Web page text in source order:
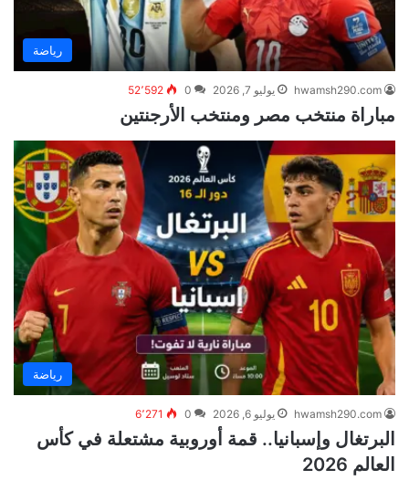
رياضة
hwamsh290.com يوليو 7, 2026 0 52٬592
مباراة منتخب مصر ومنتخب الأرجنتين
رياضة
hwamsh290.com يوليو 6, 2026 0 6٬271
البرتغال وإسبانيا.. قمة أوروبية مشتعلة في كأس
العالم 2026